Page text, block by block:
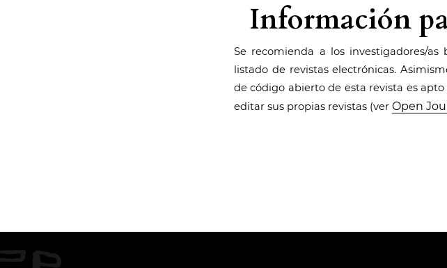
Información
Se recomienda a los investigadores/
listado de revistas electrónicas.
de código abierto de esta revista es
editar sus propias revistas (ver Open